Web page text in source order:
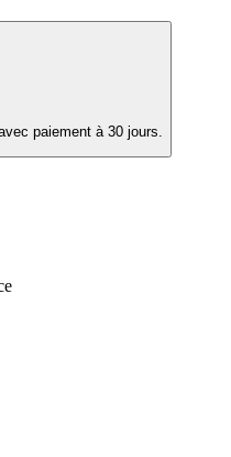
paiement à 30 jours.